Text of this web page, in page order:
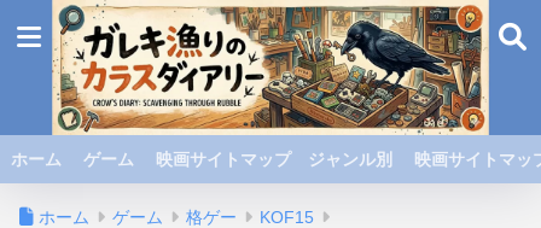
ホーム ゲーム 映画サイトマップ ジャンル別 映画サイトマ
ホーム ゲーム 格ゲー KOF15